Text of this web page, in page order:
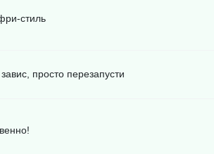
стиль
просто перезапусти